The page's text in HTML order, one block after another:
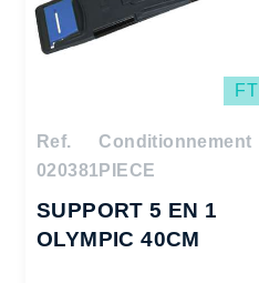
FT
Ref.
020381
Conditionnement
PIECE
SUPPORT 5 EN 1
OLYMPIC 40CM